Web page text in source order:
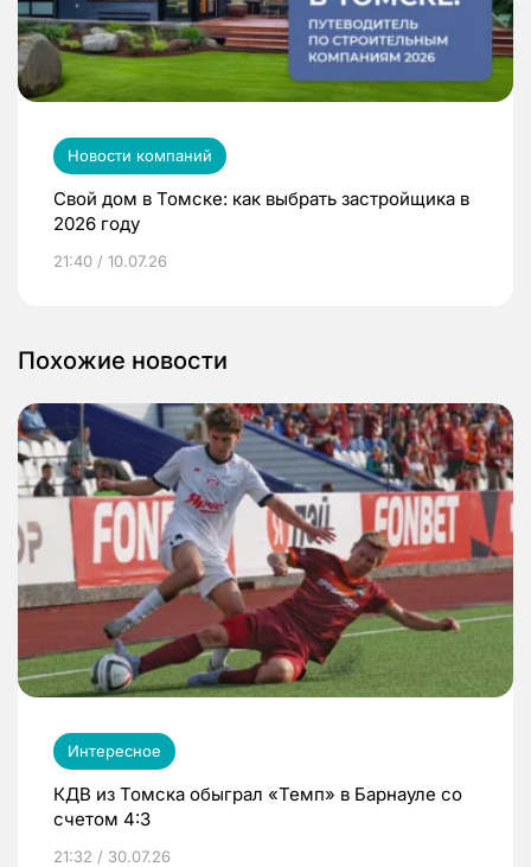
Новости компаний
Свой дом в Томске: как выбрать застройщика в
2026 году
21:40 / 10.07.26
Похожие новости
Интересное
КДВ из Томска обыграл «Темп» в Барнауле со
счетом 4:3
21:32 / 30.07.26